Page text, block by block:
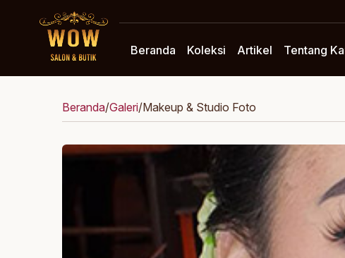
Beranda Koleksi Artikel Tentang
Beranda/Galeri/Makeup & Studio Foto